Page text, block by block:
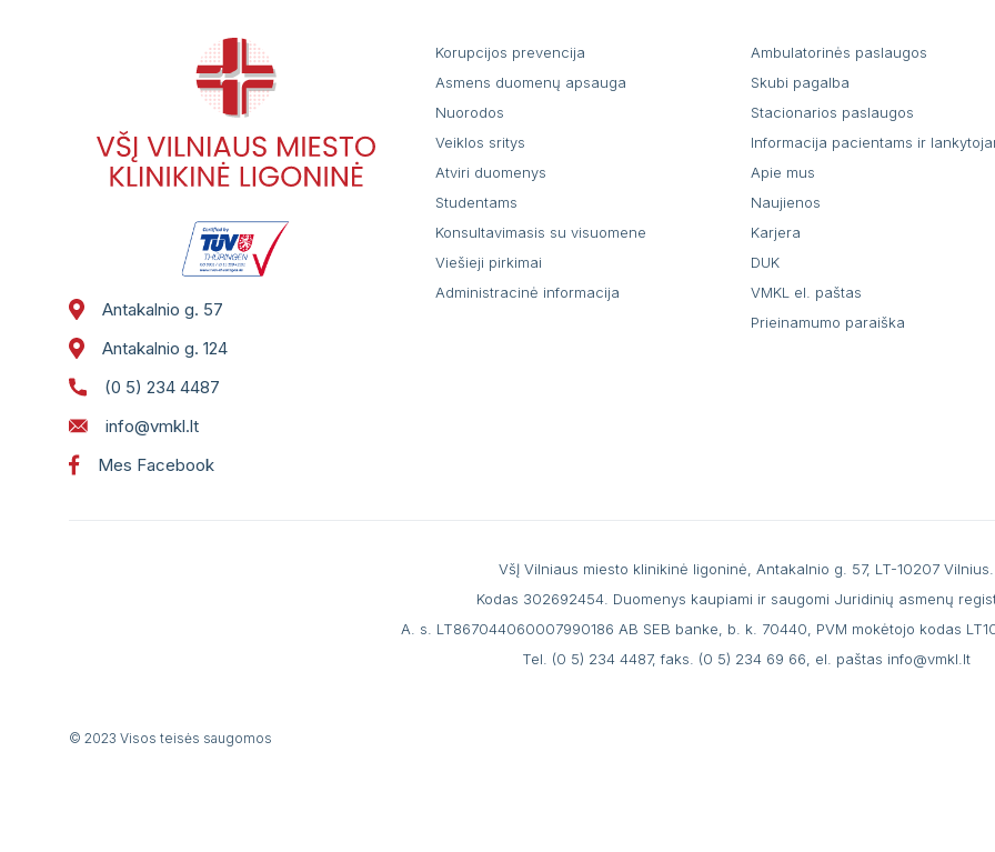
Antakalnio g. 57
Antakalnio g. 124
(0 5) 234 4487
info@vmkl.lt
Mes Facebook
Korupcijos prevencija
Asmens duomenų apsauga
Nuorodos
Veiklos sritys
Atviri duomenys
Studentams
Konsultavimasis su visuomene
Viešieji pirkimai
Administracinė informacija
Ambulatorinės paslaugos
Skubi pagalba
Stacionarios paslaugos
Informacija pacientams ir
Apie mus
Naujienos
Karjera
DUK
VMKL el. paštas
Prieinamumo paraiška
VšĮ Vilniaus miesto klinikinė ligoninė, Antakalnio g. 57, LT-10207 Vilnius.
Kodas 302692454. Duomenys kaupiami ir saugomi Juridinių asmenų
A. s. LT867044060007990186 AB SEB banke, b. k. 70440, PVM mokėtojo kodas
Tel. (0 5) 234 4487, faks. (0 5) 234 69 66, el. paštas info@vmkl.lt
© 2023 Visos teisės saugomos